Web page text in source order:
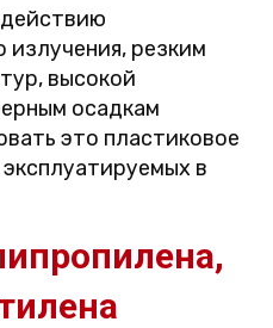
резким
высокой
осадкам
это пластиковое
в